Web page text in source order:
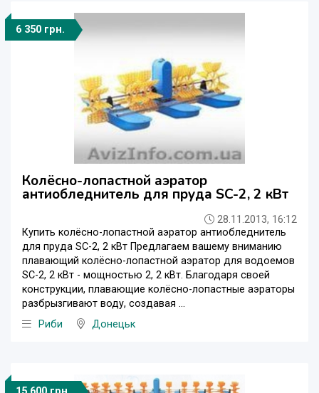
6 350 грн.
Колёсно-лопастной аэратор
антиобледнитель для пруда SC-2, 2 кВт
28.11.2013, 16:12
Купить колёсно-лопастной аэратор антиобледнитель
для пруда SC-2, 2 кВт Предлагаем вашему вниманию
плавающий колёсно-лопастной аэратор для водоемов
SC-2, 2 кВт - мощностью 2, 2 кВт. Благодаря своей
конструкции, плавающие колёсно-лопастные аэраторы
разбрызгивают воду, создавая ...
Риби
Донецьк